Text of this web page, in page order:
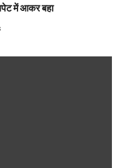
में आकर बहा